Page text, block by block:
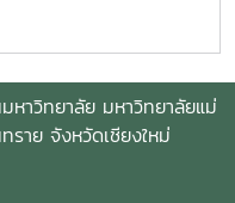
ย ได้ร่วมพิธีดำหัวรอง
ผู้ช่วยอธิการบดี
ขอสุมาคารวะ และขอ
ปีใหม่ตามประเพณี
หาวิทยาลัย มหาวิทยาลัยแม่
าย จังหวัดเชียงใหม่